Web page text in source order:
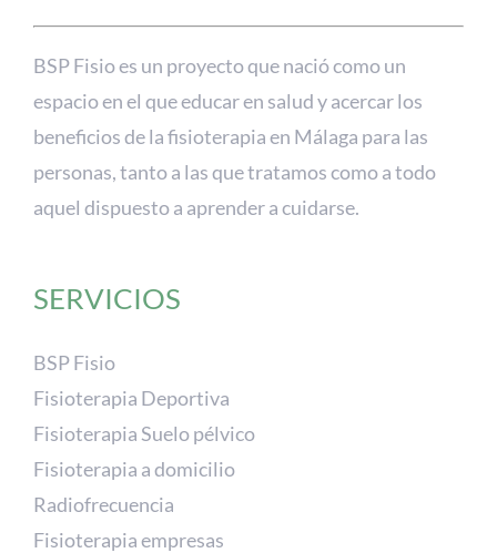
BSP Fisio es un proyecto que nació como un
espacio en el que educar en salud y acercar los
beneficios de la fisioterapia en Málaga para las
personas, tanto a las que tratamos como a todo
aquel dispuesto a aprender a cuidarse.
SERVICIOS
BSP Fisio
Fisioterapia Deportiva
Fisioterapia Suelo pélvico
Fisioterapia a domicilio
Radiofrecuencia
Fisioterapia empresas